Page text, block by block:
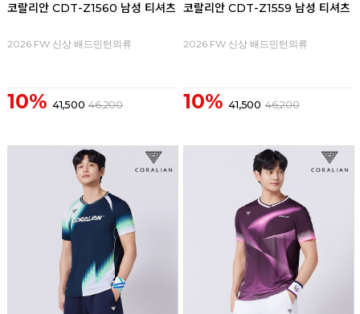
코랄리안 CDT-Z1560 남성 티셔츠
2026 FW 신상 배드민턴의류
10% 41,500 46,200
코랄리안 CDT-Z1559 남성 티셔츠
2026 FW 신상 배드민턴의류
10% 41,500 46,200